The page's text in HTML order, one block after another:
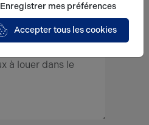
Enregistrer mes préférences
Accepter tous les cookies